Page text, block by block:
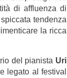
di affluenza di
tendenza
la ricca
del pianista Uri
legato al festival